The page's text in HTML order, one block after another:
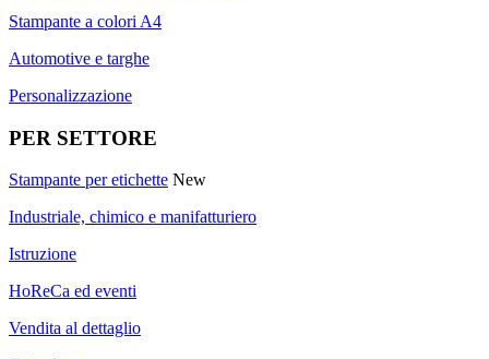
Stampante a colori A4
Automotive e targhe
Personalizzazione
PER SETTORE
Stampante per etichette New
Industriale, chimico e manifatturiero
Istruzione
HoReCa ed eventi
Vendita al dettaglio